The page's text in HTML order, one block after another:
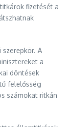
fizetését a
A
a
döntések
felelősség
számokat ritkán